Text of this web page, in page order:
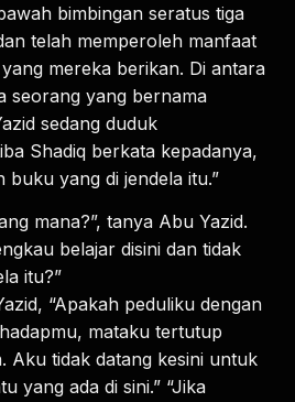
bimbingan seratus tiga
telah memperoleh manfaat
mereka berikan. Di antara
seorang yang bernama
sedang duduk
Shadiq berkata kepadanya,
buku yang di jendela itu.”
mana?”, tanya Abu Yazid.
belajar disini dan tidak
itu?”
“Apakah peduliku dengan
mataku tertutup
Aku tidak datang kesini untuk
yang ada di sini.” “Jika